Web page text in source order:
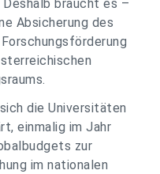
braucht es –
Absicherung des
die Universitäten
einmalig im Jahr
zur
im nationalen